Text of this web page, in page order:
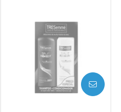
Laboratório
Por Menos
AVISE-ME